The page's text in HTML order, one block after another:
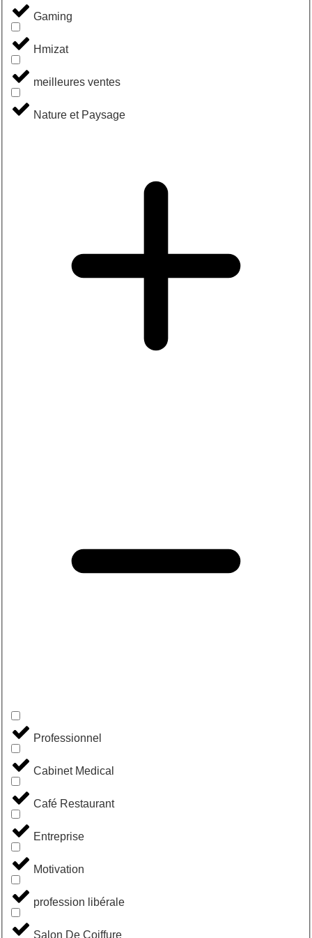
Gaming
Hmizat
meilleures ventes
Nature et Paysage
Professionnel
Cabinet Medical
Café Restaurant
Entreprise
Motivation
profession libérale
Salon De Coiffure